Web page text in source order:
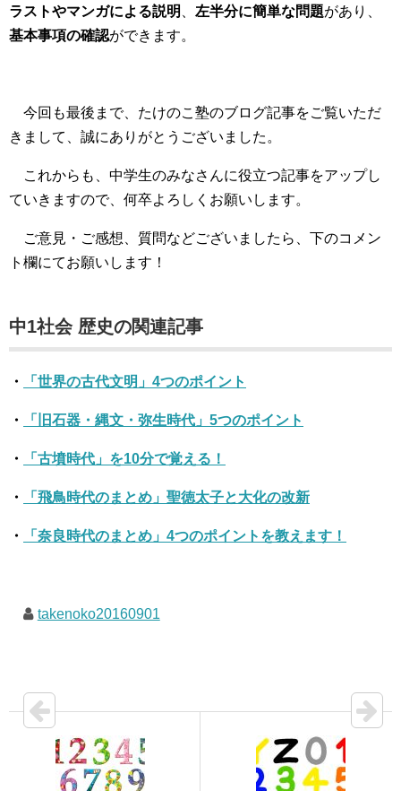
ラストやマンガによる説明 、 左半分に簡単な問題があり、
基本事項の確認ができます。
今回も最後まで、たけのこ塾のブログ記事をご覧いただ
きまして、誠にありがとうございました。
これからも、中学生のみなさんに役立つ記事をアップし
ていきますので、何卒よろしくお願いします。
ご意見・ご感想、質問などございましたら、下のコメン
ト欄にてお願いします！
中1社会 歴史の関連記事
・ 「世界の古代文明」4つのポイント
・ 「旧石器・縄文・弥生時代」5つのポイント
・ 「古墳時代」を10分で覚える！
・ 「飛鳥時代のまとめ」聖徳太子と大化の改新
・ 「奈良時代のまとめ」4つのポイントを教えます！
takenoko20160901